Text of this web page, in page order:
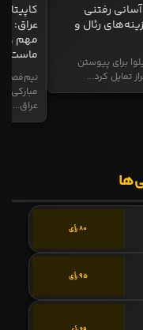
آسانی رفتنی
رئال و
برای پیوستن
تمایل کرد...
عراق:
مهم و
ماست
نیم‌فصل
مبارکی
عراق...
80 رأی
95 رأی